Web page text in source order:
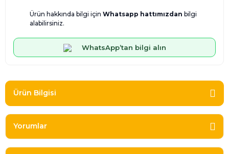
Ürün hakkında bilgi için Whatsapp hattımızdan bilgi
alabilirsiniz.
WhatsApp’tan bilgi alın
Ürün Bilgisi
Yorumlar